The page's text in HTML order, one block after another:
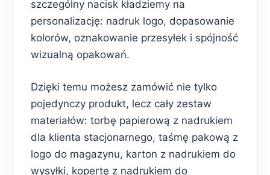
szczególny nacisk kładziemy na
personalizację: nadruk logo, dopasowanie
kolorów, oznakowanie przesyłek i spójność
wizualną opakowań.
Dzięki temu możesz zamówić nie tylko
pojedynczy produkt, lecz cały zestaw
materiałów: torbę papierową z nadrukiem
dla klienta stacjonarnego, taśmę pakową z
logo do magazynu, karton z nadrukiem do
wysyłki, kopertę z nadrukiem do